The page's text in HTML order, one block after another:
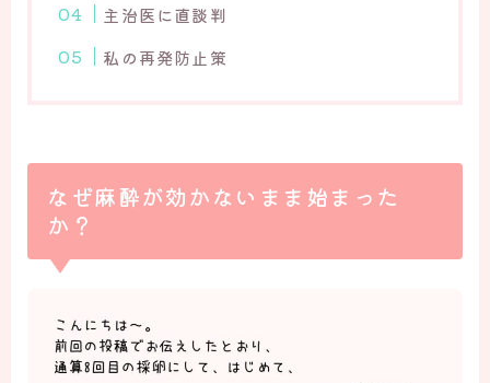
主治医に直談判
私の再発防止策
なぜ麻酔が効かないまま始まった
か？